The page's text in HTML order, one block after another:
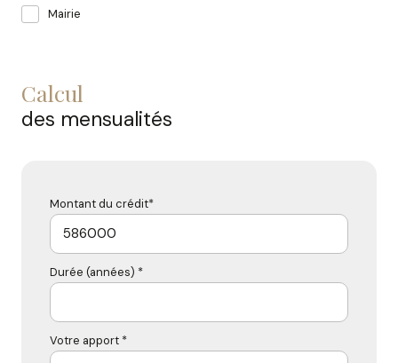
Mairie
calcul
des mensualités
Montant du crédit*
Durée (années) *
Votre apport *